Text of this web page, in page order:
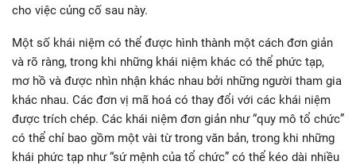
cho việc củng cố sau này.
Một số khái niệm có thể được hình thành một cách đơn giản
và rõ ràng, trong khi những khái niệm khác có thể phức tạp,
mơ hồ và được nhìn nhận khác nhau bởi những người tham gia
khác nhau. Các đơn vị mã hoá có thay đổi với các khái niệm
được trích chép. Các khái niệm đơn giản như “quy mô tổ chức”
có thể chỉ bao gồm một vài từ trong văn bản, trong khi những
khái phức tạp như “sứ mệnh của tổ chức” có thể kéo dài nhiều